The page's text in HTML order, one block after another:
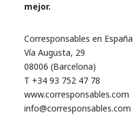
mejor.
Corresponsables en España
Vía Augusta, 29
08006 (Barcelona)
T +34 93 752 47 78
www.corresponsables.com
info@corresponsables.com